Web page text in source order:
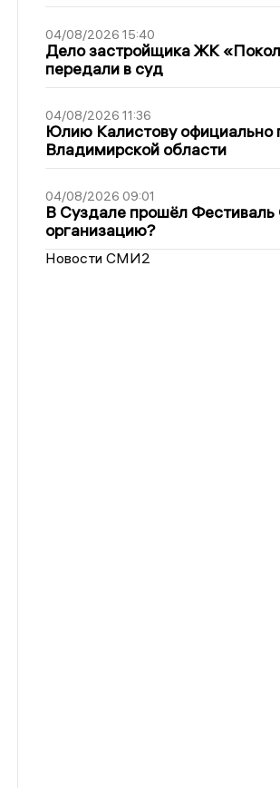
04/08/2026 15:40
Дело застройщика ЖК
передали в суд
04/08/2026 11:36
Юлию Калистову официально
Владимирской области
04/08/2026 09:01
В Суздале прошёл Фестиваль
организацию?
Новости СМИ2